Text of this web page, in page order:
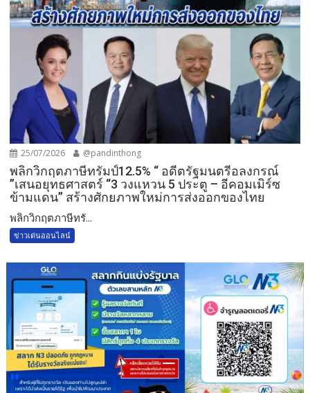
25/07/2026 @pandinthong
พลิกวิกฤตภาษีทรัมป์12.5% “ อดีตรัฐมนตรีอลงกรณ์
”เสนอยุทธศาสตร์ “3 วงแหวน 5 ประตู – อีคอมเมิร์ซ
ข้ามแดน” สร้างศักยภาพใหม่การส่งออกของไทย
พลิกวิกฤตภาษีทรั...
ข่าวเด่นออนไลน์